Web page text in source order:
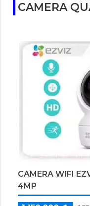
CAMERA
CAMERA WIFI
4MP